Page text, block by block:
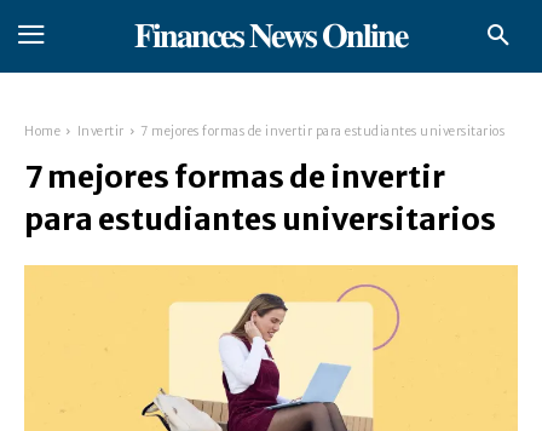
𝐅𝐢𝐧𝐚𝐧𝐜𝐞𝐬 𝐍𝐞𝐰𝐬 𝐎𝐧𝐥𝐢𝐧𝐞
Home Invertir 7 mejores formas de invertir para estudiantes universitarios
7 mejores formas de invertir
para estudiantes universitarios